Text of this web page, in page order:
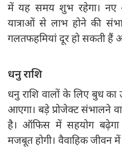
में यह समय शुभ रहेगा।
यात्राओं से लाभ होने की
गलतफहमियां दूर हो सकती हैं
धनु राशि
धनु राशि वालों के लिए बुध का
आएगा। बड़े प्रोजेक्ट संभालने
है। ऑफिस में सहयोग
मजबूत होगी। वैवाहिक जीवन